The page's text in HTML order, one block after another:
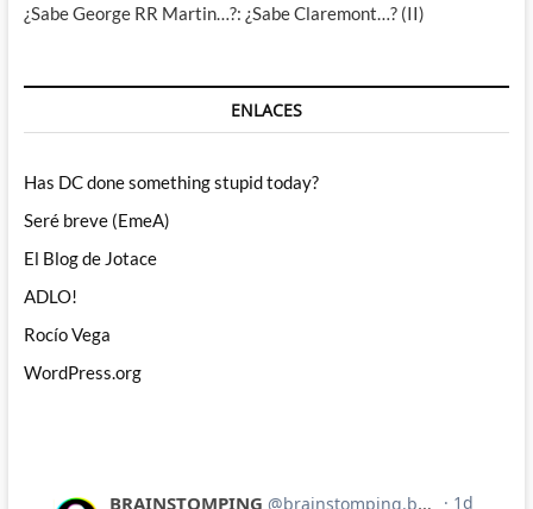
¿Sabe George RR Martin…?: ¿Sabe Claremont…? (II)
ENLACES
Has DC done something stupid today?
Seré breve (EmeA)
El Blog de Jotace
ADLO!
Rocío Vega
WordPress.org